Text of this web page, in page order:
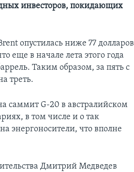
инвесторов, покидающих
опустилась ниже 77 долларов
еще в начале лета этого года
Таким образом, за пять с
треть.
саммит G-20 в австралийском
в том числе и о так
энергоносители, что вполне
Дмитрий Медведев